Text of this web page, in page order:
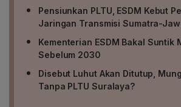
Pensiunkan PLTU, ESDM Kebut
Jaringan Transmisi Sumatra-
Kementerian ESDM Bakal Suntik
Sebelum 2030
Disebut Luhut Akan Ditutup,
Tanpa PLTU Suralaya?